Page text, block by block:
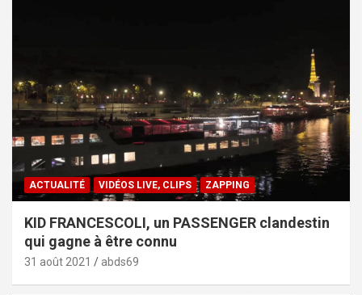
ACTUALITÉ VIDÉOS LIVE, CLIPS ZAPPING
KID FRANCESCOLI, un PASSENGER clandestin
qui gagne à être connu
31 août 2021 abds69